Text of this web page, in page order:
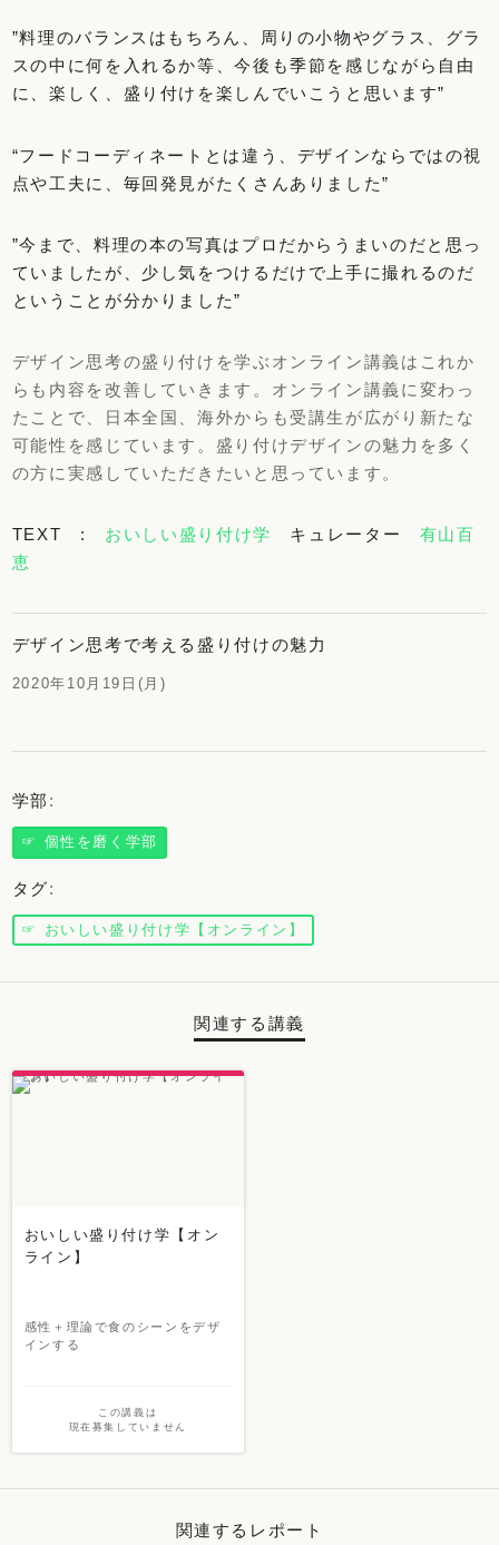
”料理のバランスはもちろん、周りの小物やグラス、グラ
スの中に何を入れるか等、今後も季節を感じながら自由
に、楽しく、盛り付けを楽しんでいこうと思います”
“フードコーディネートとは違う、デザインならではの視
点や工夫に、毎回発見がたくさんありました”
”今まで、料理の本の写真はプロだからうまいのだと思っ
ていましたが、少し気をつけるだけで上手に撮れるのだ
ということが分かりました”
デザイン思考の盛り付けを学ぶオンライン講義はこれか
らも内容を改善していきます。オンライン講義に変わっ
たことで、日本全国、海外からも受講生が広がり新たな
可能性を感じています。盛り付けデザインの魅力を多く
の方に実感していただきたいと思っています。
TEXT : おいしい盛り付け学 キュレーター 有山百
恵
デザイン思考で考える盛り付けの魅力
2020年10月19日(月)
学部 :
☞ 個性を磨く学部
タグ:
☞ おいしい盛り付け学【オンライン】
関連する講義
おいしい盛り付け学【オン
ライン】
感性＋理論で食のシーンをデザ
インする
この講義は
現在募集していません
関連するレポート